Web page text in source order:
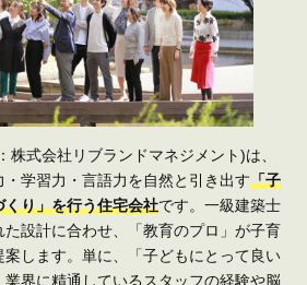
株式会社リブランドマネジメント)は、
学習力・言語力を自然と引き出す「子
り」を行う住宅会社です。一級建築士
設計に合わせ、「教育のプロ」が子育
します。単に、「子どもにとって良い
界に精通しているスタッフの経験や脳